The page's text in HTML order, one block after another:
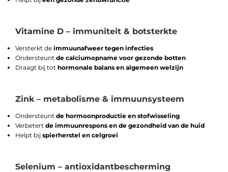
Vitamine D – immuniteit & botsterkte
Versterkt de immuunafweer tegen infecties
Ondersteunt de calciumopname voor gezonde botten
Draagt bij tot hormonale balans en algemeen welzijn
Zink – metabolisme & immuunsysteem
Ondersteunt de hormoonproductie en stofwisseling
Verbetert de immuunrespons en de gezondheid van de huid
Helpt bij spierherstel en celgroei
Selenium – antioxidantbescherming